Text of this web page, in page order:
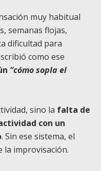
muy habitual
semanas flojas,
dificultad para
como ese
“cómo sopla el
sino la falta de
con un
. Sin ese sistema, el
la improvisación.